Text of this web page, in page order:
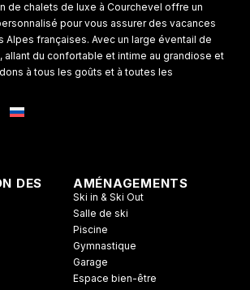
de chalets de luxe à Courchevel offre un
pour vous assurer des vacances
Alpes françaises. Avec un large éventail de
allant du confortable et intime au grandiose et
à tous les goûts et à toutes les
DES AMÉNAGEMENTS
Ski in & Ski Out
Salle de ski
Piscine
Gymnastique
Garage
Espace bien-être